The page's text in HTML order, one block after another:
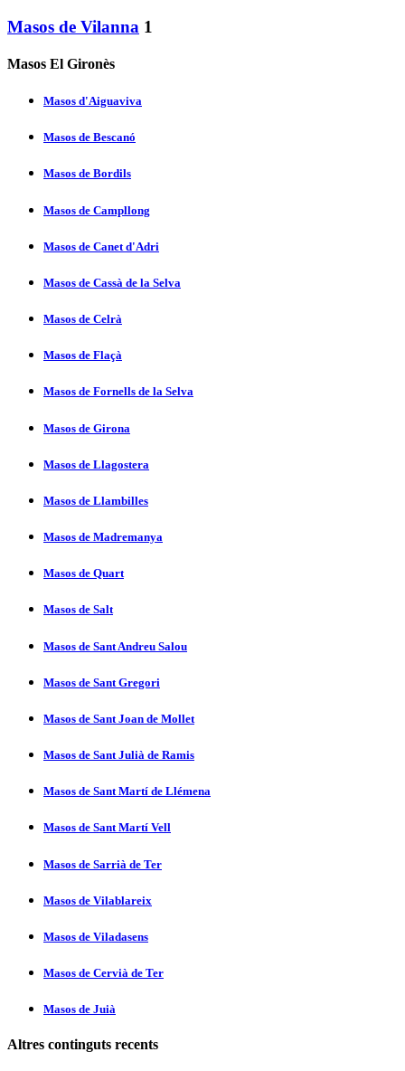
Masos de Vilanna 1
Masos El Gironès
Masos d'Aiguaviva
Masos de Bescanó
Masos de Bordils
Masos de Campllong
Masos de Canet d'Adri
Masos de Cassà de la Selva
Masos de Celrà
Masos de Flaçà
Masos de Fornells de la Selva
Masos de Girona
Masos de Llagostera
Masos de Llambilles
Masos de Madremanya
Masos de Quart
Masos de Salt
Masos de Sant Andreu Salou
Masos de Sant Gregori
Masos de Sant Joan de Mollet
Masos de Sant Julià de Ramis
Masos de Sant Martí­ de Llémena
Masos de Sant Martí­ Vell
Masos de Sarrià de Ter
Masos de Vilablareix
Masos de Viladasens
Masos de Cervià de Ter
Masos de Juià
Altres continguts recents